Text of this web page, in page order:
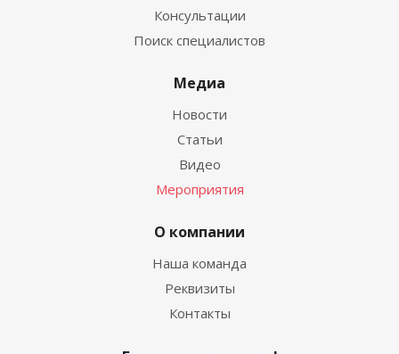
Консультации
Поиск специалистов
Медиа
Новости
Статьи
Видео
Мероприятия
О компании
Наша команда
Реквизиты
Контакты